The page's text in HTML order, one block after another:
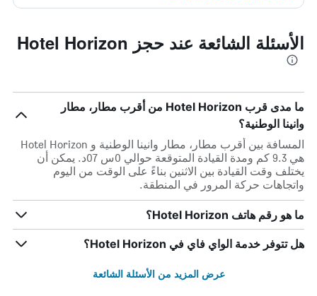
الأسئلة الشائعة عند حجز Hotel Horizon
ما مدى قرب Hotel Horizon من أقرب مطار، مطار
وانينا الوطنية؟
المسافة بين أقرب مطار، مطار وانينا الوطنية و Hotel Horizon
هي 9.3 كم ومدة القيادة المتوقعة حوالي 0س 07د. يمكن أن
يختلف وقت القيادة بين الاثنين بناءً على الوقت من اليوم
واتجاهات حركة المرور في المنطقة.
ما هو رقم هاتف Hotel Horizon؟
هل تتوفر خدمة الواي فاي في Hotel Horizon؟
عرض المزيد من الأسئلة الشائعة